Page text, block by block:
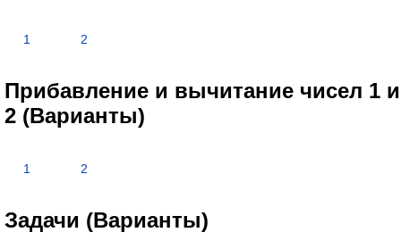
1 2
Прибавление и вычитание чисел 1 и
2 (Варианты)
1 2
Задачи (Варианты)